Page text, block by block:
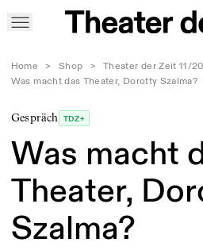
Home > Shop > Theater der Zeit 11/
Was macht das Theater, Dorotty Szalma?
Gespräch TDZ+
Was macht
Theater,
Szalma?